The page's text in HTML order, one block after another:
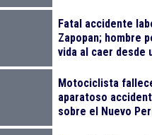
Fatal accidente
Zapopan; hombre
vida al caer desde
Motociclista
aparatoso
sobre el Nuevo